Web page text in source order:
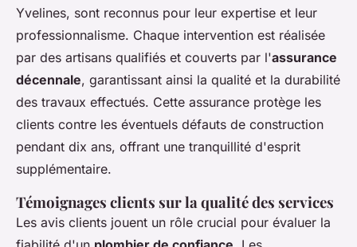
Yvelines, sont reconnus pour leur expertise et leur
professionnalisme. Chaque intervention est réalisée
par des artisans qualifiés et couverts par l'assurance
décennale, garantissant ainsi la qualité et la durabilité
des travaux effectués. Cette assurance protège les
clients contre les éventuels défauts de construction
pendant dix ans, offrant une tranquillité d'esprit
supplémentaire.
Témoignages clients sur la qualité des services
Les avis clients jouent un rôle crucial pour évaluer la